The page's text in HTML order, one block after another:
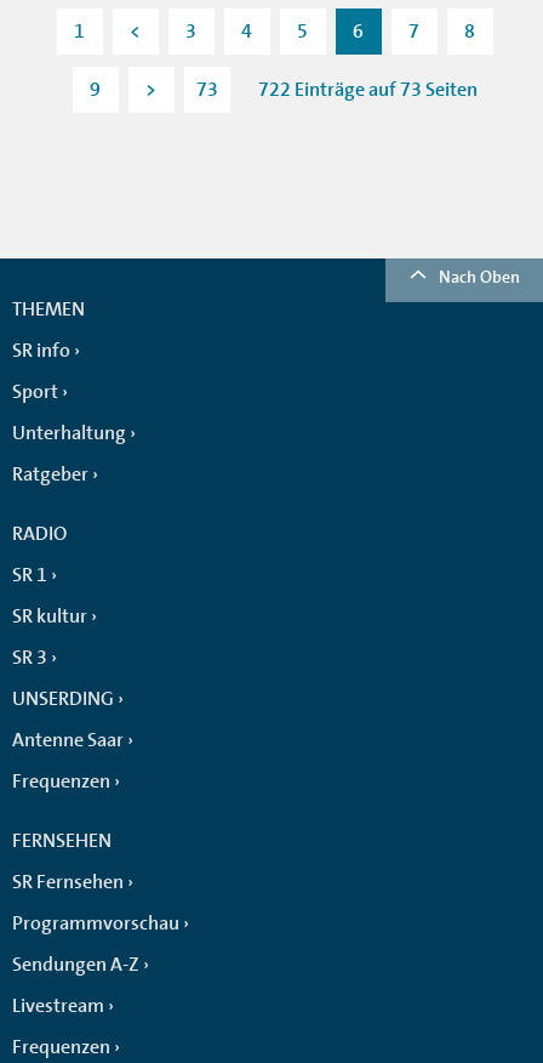
1 < 3 4 5 6 7 8
9 > 73 722 Einträge auf 73 Seiten
Nach Oben
THEMEN
SR info
Sport
Unterhaltung
Ratgeber
RADIO
SR 1
SR kultur
SR 3
UNSERDING
Antenne Saar
Frequenzen
FERNSEHEN
SR Fernsehen
Programmvorschau
Sendungen A-Z
Livestream
Frequenzen